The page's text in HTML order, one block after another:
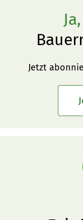
Ja,
Jetzt